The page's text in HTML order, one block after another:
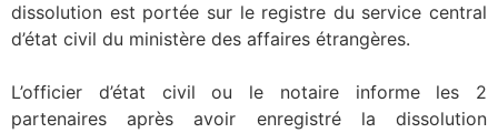
dissolution est portée sur le registre du service central
d’état civil du ministère des affaires étrangères.
L’officier d’état civil ou le notaire informe les 2
partenaires après avoir enregistré la dissolution